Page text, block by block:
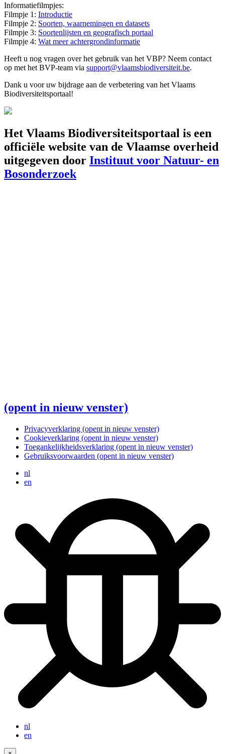
Informatiefilmpjes:
Filmpje 1: Introductie
Filmpje 2: Soorten, waarnemingen en datasets
Filmpje 3: Soortenlijsten en geografisch portaal
Filmpje 4: Wat meer achtergrondinformatie
Heeft u nog vragen over het gebruik van het VBP? Neem contact
op met het BVP-team via support@vlaamsbiodiversiteit.be.
Dank u voor uw bijdrage aan de verbetering van het Vlaams
Biodiversiteitsportaal!
Het Vlaams Biodiversiteitsportaal is een
officiële website van de Vlaamse overheid
uitgegeven door Instituut voor Natuur- en
Bosonderzoek
(opent in nieuw venster)
Privacyverklaring (opent in nieuw venster)
Cookieverklaring (opent in nieuw venster)
Toegankelijkheidsverklaring (opent in nieuw venster)
Gebruiksvoorwaarden (opent in nieuw venster)
nl
en
nl
en